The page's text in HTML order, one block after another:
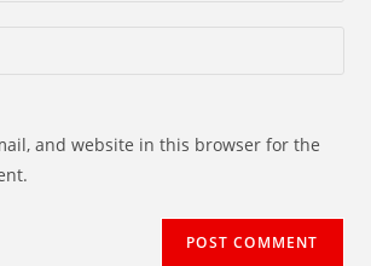
and website in this browser for the